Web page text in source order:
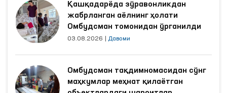
Қашқадарёда зўравонликдан
жабрланган аёлнинг ҳолати
Омбудсман томонидан ўрганилди
03.08.2026 Давоми
Омбудсман тақдимномасидан сўнг
маҳкумлар меҳнат қилаётган